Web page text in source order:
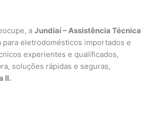
a Jundiaí – Assistência Técnica
para eletrodomésticos importados e
experientes e qualificados,
soluções rápidas e seguras,
II.